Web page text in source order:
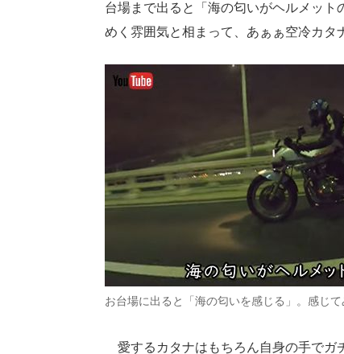
台場まで出ると「海の匂いがヘルメッ
めく雰囲気と相まって、あぁぁ空冷カ
お台場に出ると「海の匂いを感じる」。感じ
愛するカタナはもちろん自身の手でガ